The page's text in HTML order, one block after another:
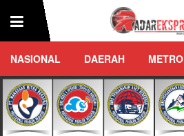
NASIONAL DAERAH METRO